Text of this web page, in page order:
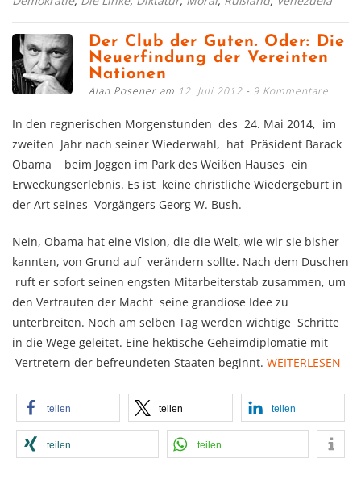
Der Club der Guten. Oder: Die
Neuerfindung der Vereinten
Nationen
Alan Posener am 12. Juli 2012 9 Kommentare
In den regnerischen Morgenstunden des 24. Mai 2014, im
zweiten Jahr nach seiner Wiederwahl, hat Präsident Barack
Obama beim Joggen im Park des Weißen Hauses ein
Erweckungserlebnis. Es ist keine christliche Wiedergeburt in
der Art seines Vorgängers Georg W. Bush.
Nein, Obama hat eine Vision, die die Welt, wie wir sie bisher
kannten, von Grund auf verändern sollte. Nach dem Duschen
ruft er sofort seinen engsten Mitarbeiterstab zusammen, um
den Vertrauten der Macht seine grandiose Idee zu
unterbreiten. Noch am selben Tag werden wichtige Schritte
in die Wege geleitet. Eine hektische Geheimdiplomatie mit
Vertretern der befreundeten Staaten beginnt. WEITERLESEN
teilen teilen teilen
teilen teilen